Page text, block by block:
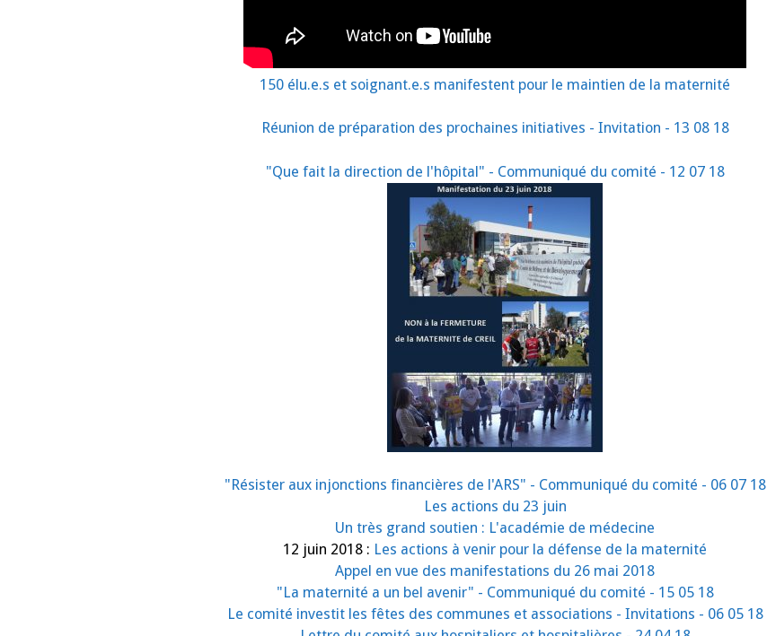
150 élu.e.s et soignant.e.s manifestent pour le maintien de la maternité
Réunion de préparation des prochaines initiatives - Invitation - 13 08 18
"Que fait la direction de l'hôpital" - Communiqué du comité - 12 07 18
"Résister aux injonctions financières de l'ARS" - Communiqué du comité - 06 07 18
Les actions du 23 juin
Un très grand soutien : L'académie de médecine
12 juin 2018 : Les actions à venir pour la défense de la maternité
Appel en vue des manifestations du 26 mai 2018
"La maternité a un bel avenir" - Communiqué du comité - 15 05 18
Le comité investit les fêtes des communes et associations - Invitations - 06 05 18